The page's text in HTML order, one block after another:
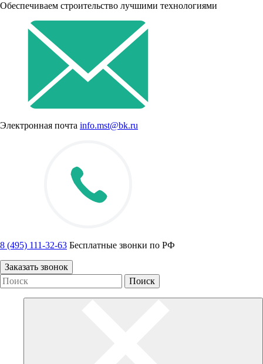
Обеспечиваем строительство лучшими технологиями
Электронная почта info.mst@bk.ru
8 (495) 111-32-63 Бесплатные звонки по РФ
Заказать звонок